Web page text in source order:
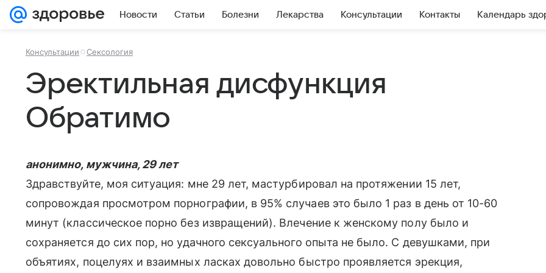
Новости Статьи Болезни Лекарства Консультации Контакты Календарь
Консультации Сексология
Эректильная дисфункция
Обратимо
анонимно, мужчина, 29 лет
Здравствуйте, моя ситуация: мне 29 лет, мастурбировал на протяжении 15 лет,
сопровождая просмотром порнографии, в 95% случаев это было 1 раз в день от 10-60
минут (классическое порно без извращений). Влечение к женскому полу было и
сохраняется до сих пор, но удачного сексуального опыта не было. С девушками, при
объятиях, поцелуях и взаимных ласках довольно быстро проявляется эрекция,